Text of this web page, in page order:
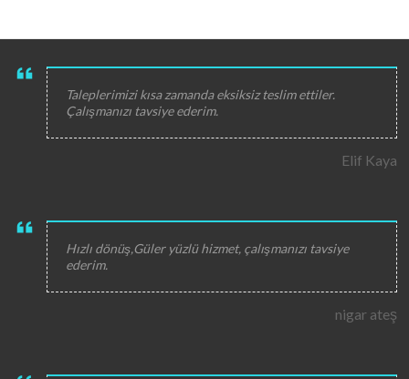
Taleplerimizi kısa zamanda eksiksiz teslim ettiler.
Çalışmanızı tavsiye ederim.
Elif Kaya
Hızlı dönüş,Güler yüzlü hizmet, çalışmanızı tavsiye
ederim.
nigar ateş